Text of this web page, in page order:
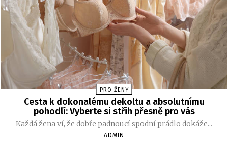
PRO ŽENY
Cesta k dokonalému dekoltu a absolutnímu
pohodlí: Vyberte si střih přesně pro vás
Každá žena ví, že dobře padnoucí spodní prádlo dokáže...
ADMIN